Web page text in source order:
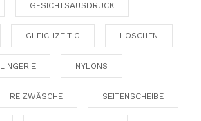
GESICHTSAUSDRUCK
GLEICHZEITIG HÖSCHEN
LINGERIE NYLONS
REIZWÄSCHE SEITENSCHEIBE